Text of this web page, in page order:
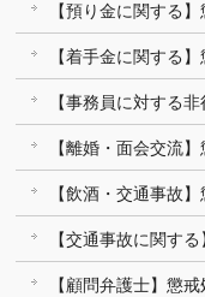
【預り金に関する
【着手金に関する
【事務員に対する
【離婚・面会交流
【飲酒・交通事故
【交通事故に関す
【顧問弁護士】懲戒